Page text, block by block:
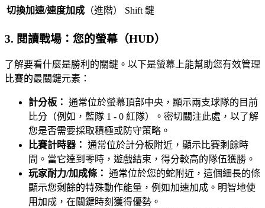
切換加速/速度加成 （進階） Shift 鍵
3. 閱讀戰場：您的螢幕（HUD）
了解要看什麼是勝利的關鍵。以下是螢幕上能幫助您有效管理
比賽的最關鍵元素：
計分板： 通常位於螢幕頂部中央，顯示兩支球隊的目前
比分（例如，藍隊 1 - 0 紅隊）。密切關注此處，以了解
您是否需要採取積極或防守策略。
比賽計時器： 通常位於計分板附近，顯示比賽剩餘時
間。當它達到零時，遊戲結束，得分較高的隊伍獲勝。
玩家耐力/加成條： 通常位於您的蛇附近，這個細長的條
顯示您剩餘的特殊動作能量，例如加速加成。明智地使
用加成，在關鍵時刻獲得優勢。